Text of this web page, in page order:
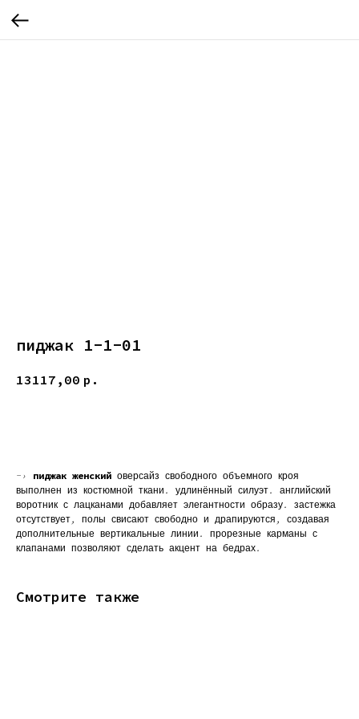
пиджак 1-1-01
13117,00 р.
-› пиджак женский оверсайз свободного объемного кроя
выполнен из костюмной ткани. удлинённый силуэт. английский
воротник с лацканами добавляет элегантности образу. застежка
отсутствует, полы свисают свободно и драпируются, создавая
дополнительные вертикальные линии. прорезные карманы с
клапанами позволяют сделать акцент на бедрах.
Смотрите также